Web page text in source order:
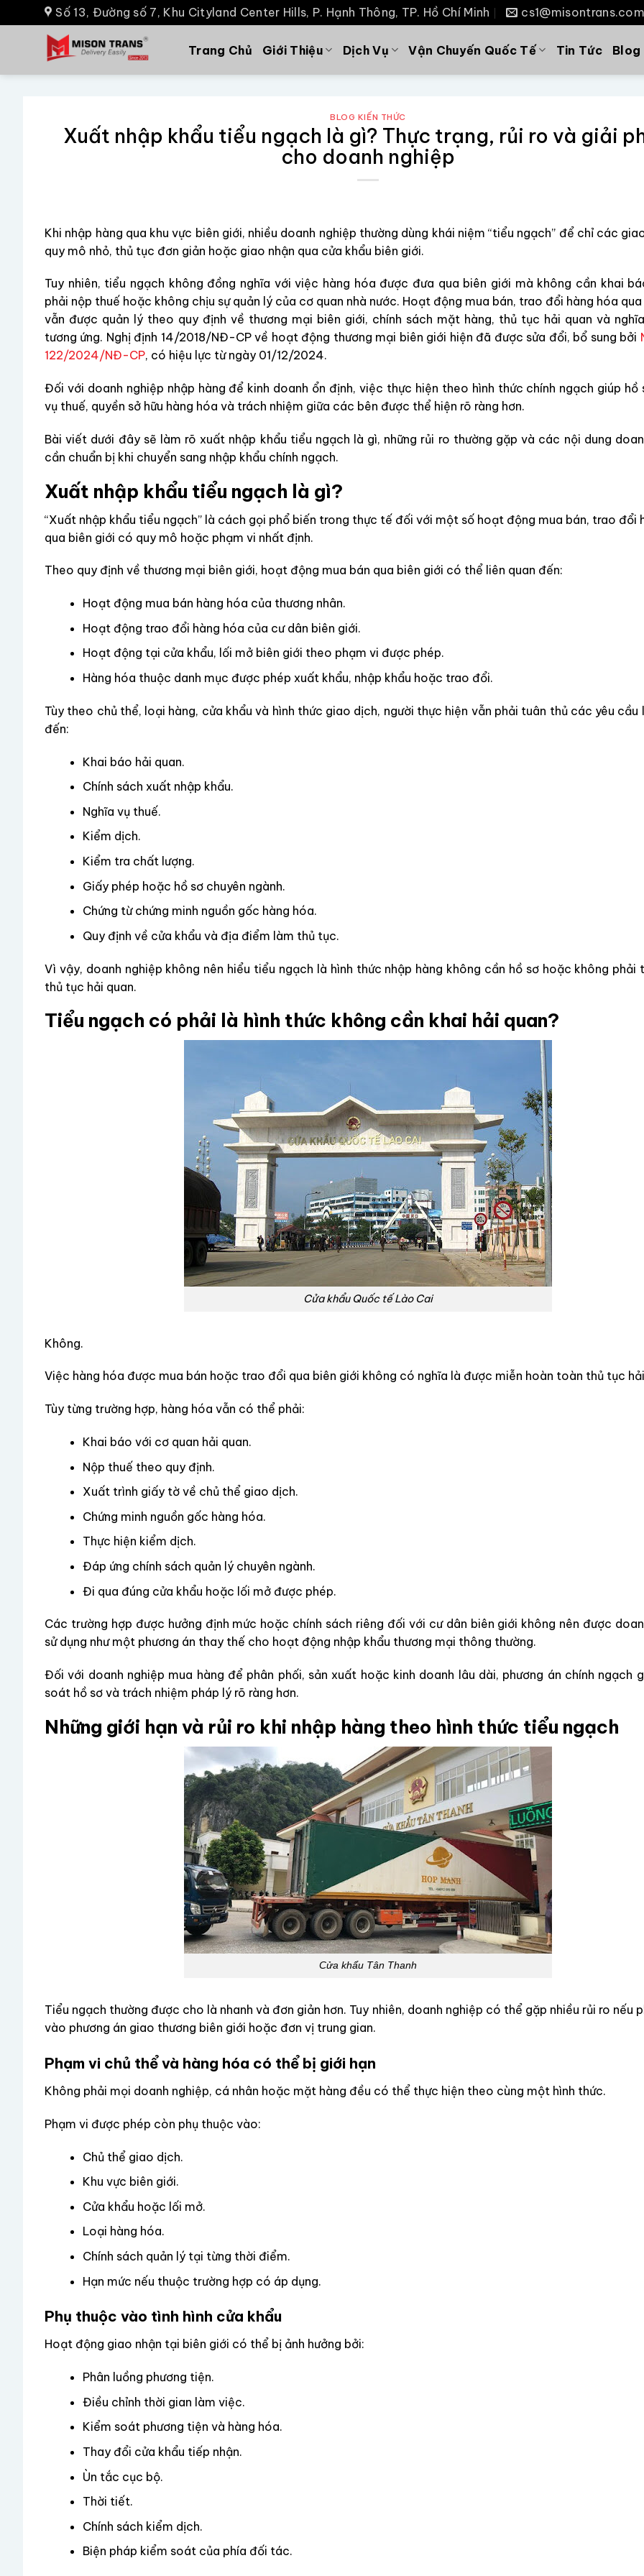
Số 13, Đường số 7, Khu Cityland Center Hills, P. Hạnh Thông, TP. Hồ Chí Minh cs1@misontrans.com
Trang Chủ Giới Thiệu Dịch Vụ Vận Chuyến Quốc Tế Tin Tức Blog
BLOG KIẾN THỨC
Xuất nhập khẩu tiểu ngạch là gì? Thực trạng, rủi ro và giải
cho doanh nghiệp
Khi nhập hàng qua khu vực biên giới, nhiều doanh nghiệp thường dùng khái niệm “tiểu ngạch” để chỉ các
quy mô nhỏ, thủ tục đơn giản hoặc giao nhận qua cửa khẩu biên giới.
Tuy nhiên, tiểu ngạch không đồng nghĩa với việc hàng hóa được đưa qua biên giới mà không cần khai
phải nộp thuế hoặc không chịu sự quản lý của cơ quan nhà nước. Hoạt động mua bán, trao đổi hàng hóa
vẫn được quản lý theo quy định về thương mại biên giới, chính sách mặt hàng, thủ tục hải quan và
tương ứng. Nghị định 14/2018/NĐ-CP về hoạt động thương mại biên giới hiện đã được sửa đổi, bổ sung bởi
122/2024/NĐ-CP, có hiệu lực từ ngày 01/12/2024.
Đối với doanh nghiệp nhập hàng để kinh doanh ổn định, việc thực hiện theo hình thức chính ngạch giúp hồ
vụ thuế, quyền sở hữu hàng hóa và trách nhiệm giữa các bên được thể hiện rõ ràng hơn.
Bài viết dưới đây sẽ làm rõ xuất nhập khẩu tiểu ngạch là gì, những rủi ro thường gặp và các nội dung
cần chuẩn bị khi chuyển sang nhập khẩu chính ngạch.
Xuất nhập khẩu tiểu ngạch là gì?
“Xuất nhập khẩu tiểu ngạch” là cách gọi phổ biến trong thực tế đối với một số hoạt động mua bán, trao đổi
qua biên giới có quy mô hoặc phạm vi nhất định.
Theo quy định về thương mại biên giới, hoạt động mua bán qua biên giới có thể liên quan đến:
Hoạt động mua bán hàng hóa của thương nhân.
Hoạt động trao đổi hàng hóa của cư dân biên giới.
Hoạt động tại cửa khẩu, lối mở biên giới theo phạm vi được phép.
Hàng hóa thuộc danh mục được phép xuất khẩu, nhập khẩu hoặc trao đổi.
Tùy theo chủ thể, loại hàng, cửa khẩu và hình thức giao dịch, người thực hiện vẫn phải tuân thủ các yêu cầu
đến:
Khai báo hải quan.
Chính sách xuất nhập khẩu.
Nghĩa vụ thuế.
Kiểm dịch.
Kiểm tra chất lượng.
Giấy phép hoặc hồ sơ chuyên ngành.
Chứng từ chứng minh nguồn gốc hàng hóa.
Quy định về cửa khẩu và địa điểm làm thủ tục.
Vì vậy, doanh nghiệp không nên hiểu tiểu ngạch là hình thức nhập hàng không cần hồ sơ hoặc không phải
thủ tục hải quan.
Tiểu ngạch có phải là hình thức không cần khai hải quan?
Cửa khẩu Quốc tế Lào Cai
Không.
Việc hàng hóa được mua bán hoặc trao đổi qua biên giới không có nghĩa là được miễn hoàn toàn thủ tục
Tùy từng trường hợp, hàng hóa vẫn có thể phải:
Khai báo với cơ quan hải quan.
Nộp thuế theo quy định.
Xuất trình giấy tờ về chủ thể giao dịch.
Chứng minh nguồn gốc hàng hóa.
Thực hiện kiểm dịch.
Đáp ứng chính sách quản lý chuyên ngành.
Đi qua đúng cửa khẩu hoặc lối mở được phép.
Các trường hợp được hưởng định mức hoặc chính sách riêng đối với cư dân biên giới không nên được
sử dụng như một phương án thay thế cho hoạt động nhập khẩu thương mại thông thường.
Đối với doanh nghiệp mua hàng để phân phối, sản xuất hoặc kinh doanh lâu dài, phương án chính ngạch
soát hồ sơ và trách nhiệm pháp lý rõ ràng hơn.
Những giới hạn và rủi ro khi nhập hàng theo hình thức tiểu ngạch
Cửa khẩu Tân Thanh
Tiểu ngạch thường được cho là nhanh và đơn giản hơn. Tuy nhiên, doanh nghiệp có thể gặp nhiều rủi ro nếu
vào phương án giao thương biên giới hoặc đơn vị trung gian.
Phạm vi chủ thể và hàng hóa có thể bị giới hạn
Không phải mọi doanh nghiệp, cá nhân hoặc mặt hàng đều có thể thực hiện theo cùng một hình thức.
Phạm vi được phép còn phụ thuộc vào:
Chủ thể giao dịch.
Khu vực biên giới.
Cửa khẩu hoặc lối mở.
Loại hàng hóa.
Chính sách quản lý tại từng thời điểm.
Hạn mức nếu thuộc trường hợp có áp dụng.
Phụ thuộc vào tình hình cửa khẩu
Hoạt động giao nhận tại biên giới có thể bị ảnh hưởng bởi:
Phân luồng phương tiện.
Điều chỉnh thời gian làm việc.
Kiểm soát phương tiện và hàng hóa.
Thay đổi cửa khẩu tiếp nhận.
Ùn tắc cục bộ.
Thời tiết.
Chính sách kiểm dịch.
Biện pháp kiểm soát của phía đối tác.